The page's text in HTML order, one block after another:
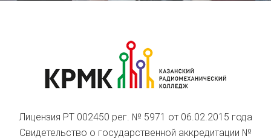
Лицензия РТ 002450 рег. № 5971 от 06.02.2015 года
Свидетельство о государственной аккредитации №